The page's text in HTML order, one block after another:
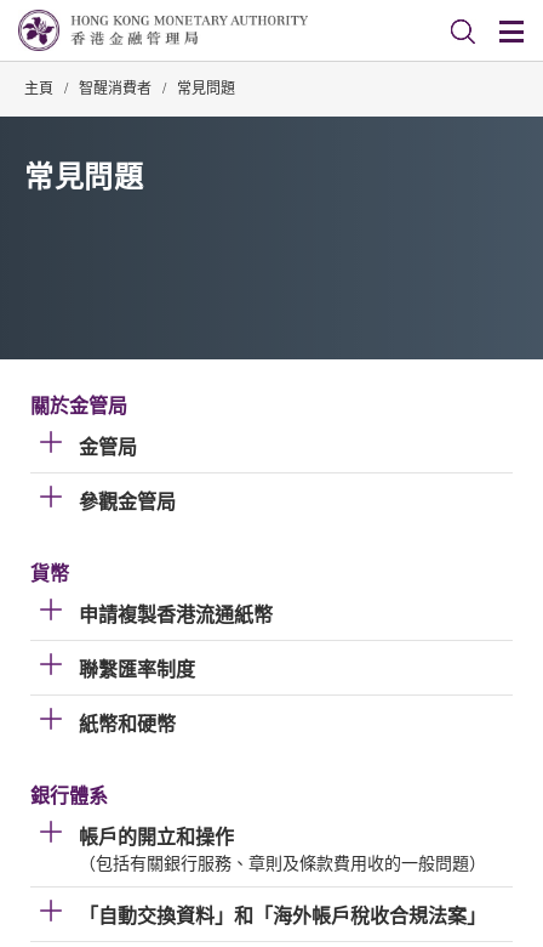
主頁 / 智醒消費者 / 常見問題
常見問題
關於金管局
金管局
參觀金管局
貨幣
申請複製香港流通紙幣
聯繫匯率制度
紙幣和硬幣
銀行體系
帳戶的開立和操作
（包括有關銀行服務、章則及條款費用收的一般問題）
「自動交換資料」和「海外帳戶稅收合規法案」